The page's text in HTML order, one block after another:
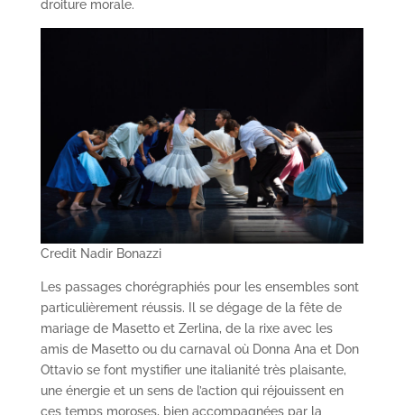
droiture morale.
Credit Nadir Bonazzi
Les passages chorégraphiés pour les ensembles sont
particulièrement réussis. Il se dégage de la fête de
mariage de Masetto et Zerlina, de la rixe avec les
amis de Masetto ou du carnaval où Donna Ana et Don
Ottavio se font mystifier une italianité très plaisante,
une énergie et un sens de l’action qui réjouissent en
ces temps moroses, bien accompagnées par la